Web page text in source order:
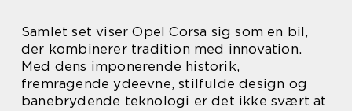
Samlet set viser Opel Corsa sig som en bil,
der kombinerer tradition med innovation.
Med dens imponerende historik,
fremragende ydeevne, stilfulde design og
banebrydende teknologi er det ikke svært at